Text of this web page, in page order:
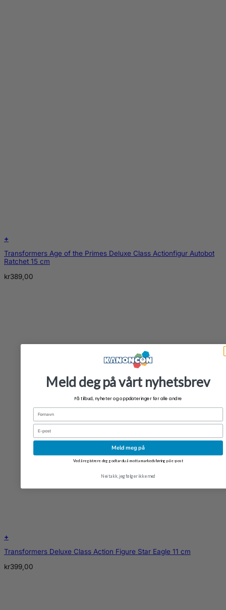
+
Transformers Age of the Primes Deluxe Class Actionfigur Autobot
Ratchet 15 cm
kr389,00
+
Transformers Deluxe Class Action Figure Star Eagle 11 cm
kr399,00
Meld deg på vårt nyhetsbrev
Få tilbud, nyheter og oppdateringer før alle andre
Fornavn
Email
Meld meg på
Ved å registrere deg godtar du å motta markedsføring på e-post
Nei takk, jeg følger ikke med